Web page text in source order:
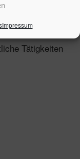
Impressum
Tätigkeiten